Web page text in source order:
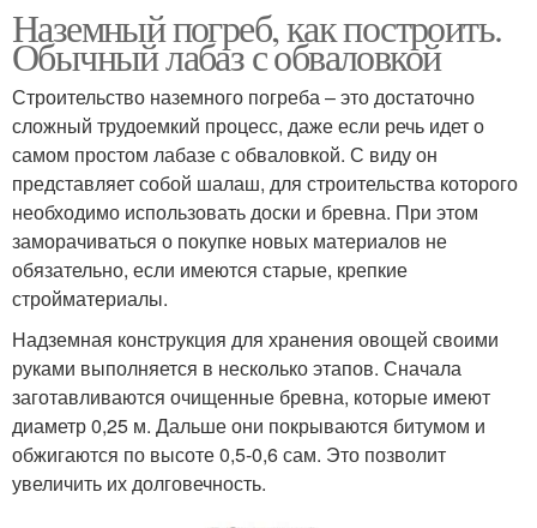
Наземный погреб, как построить.
Обычный лабаз с обваловкой
Строительство наземного погреба – это достаточно
сложный трудоемкий процесс, даже если речь идет о
самом простом лабазе с обваловкой. С виду он
представляет собой шалаш, для строительства которого
необходимо использовать доски и бревна. При этом
заморачиваться о покупке новых материалов не
обязательно, если имеются старые, крепкие
стройматериалы.
Надземная конструкция для хранения овощей своими
руками выполняется в несколько этапов. Сначала
заготавливаются очищенные бревна, которые имеют
диаметр 0,25 м. Дальше они покрываются битумом и
обжигаются по высоте 0,5-0,6 сам. Это позволит
увеличить их долговечность.